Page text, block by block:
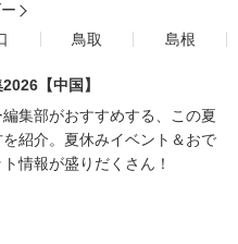
鳥取 島根
【中国】
集部がおすすめする、この夏
紹介。夏休みイベント＆おで
情報が盛りだくさん！